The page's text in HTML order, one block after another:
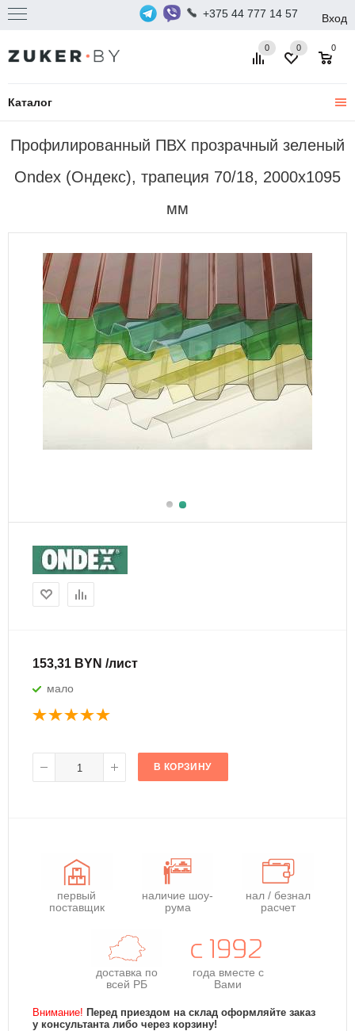
+375 44 777 14 57 Вход
Каталог
0 0
0
Профилированный ПВХ прозрачный зеленый
Ondex (Ондекс), трапеция 70/18, 2000х1095
мм
153,31 BYN /лист
мало
В КОРЗИНУ
первый
поставщик
наличие шоу-
рума
нал / безнал
расчет
доставка по
всей РБ
года вместе с
Вами
Внимание! Перед приездом на склад оформляйте заказ
у консультанта либо через корзину!